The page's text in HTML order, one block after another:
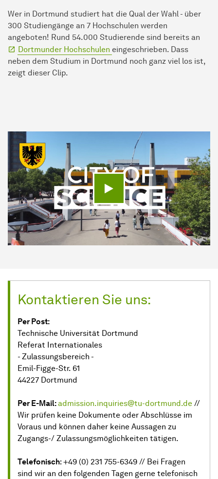
Wer in Dortmund studiert hat die Qual der Wahl - über
300 Studiengänge an 7 Hochschulen werden
angeboten! Rund 54.000 Studierende sind bereits an
Dortmunder Hochschulen eingeschrieben. Dass
neben dem Studium in Dortmund noch ganz viel los ist,
zeigt dieser Clip.
Video abspielen
Kontaktieren Sie uns:
Per Post:
Technische Universität Dortmund
Referat Internationales
- Zulassungsbereich -
Emil-Figge-Str. 61
44227 Dortmund
Per E-Mail:admission.inquiries@tu-dortmund.de //
Wir prüfen keine Dokumente oder Abschlüsse im
Voraus und können daher keine Aussagen zu
Zugangs-/ Zulassungsmöglichkeiten tätigen.
Telefonisch: +49 (0) 231 755-6349 // Bei Fragen
sind wir an den folgenden Tagen gerne telefonisch